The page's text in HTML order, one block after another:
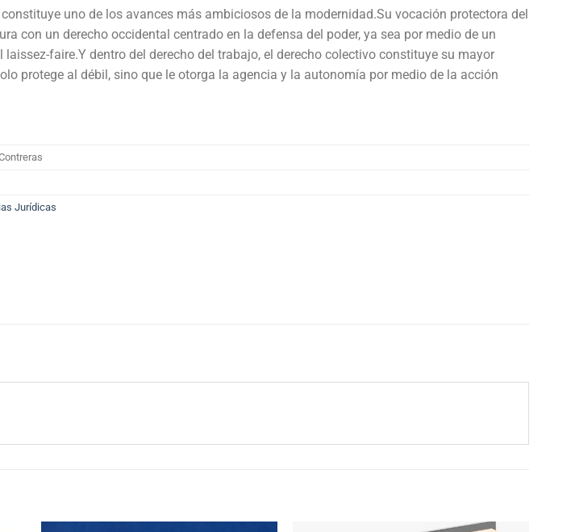
uno de los avances más ambiciosos de la modernidad.Su vocación protectora del
con un derecho occidental centrado en la defensa del poder, ya sea por medio de un
laissez-faire.Y dentro del derecho del trabajo, el derecho colectivo constituye su mayor
protege al débil, sino que le otorga la agencia y la autonomía por medio de la acción
Jurídicas